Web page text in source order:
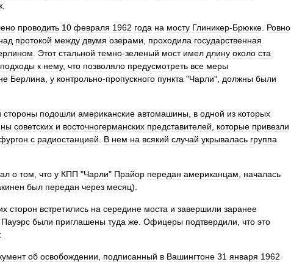
проводить 10 февраля 1962 года на мосту Глиникер-Брюкке Ровно
протокой между двумя озерами проходила государственная
Этот стальной темно-зеленый мост имел длину около ста
подходы к нему, что позволяло предусмотреть все меры
Берлина у контрольно-пропускного пункта "Чарли", должны были
стороны подошли американские автомашины в одной из которых
советских и восточногерманских представителей которые привезли
с радиостанцией В нем на всякий случай укрывалась группа
о том что у КПП "Чарли" Прайор передан американцам
началась
был передан через месяц).
сторон встретились на середине моста и завершили заранее
Пауэрс были приглашены туда же Офицеры подтвердили что это
.
об освобождении подписанный в Вашингтоне 31 января 1962